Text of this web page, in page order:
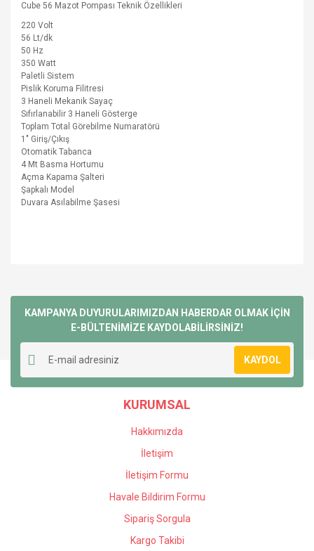
Cube 56 Mazot Pompası Teknik Özellikleri
220 Volt
56 Lt/dk
50 Hz
350 Watt
Paletli Sistem
Pislik Koruma Filitresi
3 Haneli Mekanik Sayaç
Sıfırlanabilir 3 Haneli Gösterge
Toplam Total Görebilme Numaratörü
1" Giriş/Çıkış
Otomatik Tabanca
4 Mt Basma Hortumu
Açma Kapama Şalteri
Şapkalı Model
Duvara Asılabilme Şasesi
Yorum Yaz
kullanarak tarafımıza iletebilirsiniz.
Görüş ve önerileriniz için teşekkür ederiz.
Ürün resmi kalitesiz, bozuk veya görüntülenemiyor.
Ürün açıklamasında eksik bilgiler bulunuyor.
Ürün bilgilerinde hatalar bulunuyor.
Ürün fiyatı diğer sitelerden daha pahalı.
Gönder
KAMPANYA DUYURULARIMIZDAN HABERDAR OLMAK İÇİN
E-BÜLTENİMİZE KAYDOLABİLİRSİNİZ!
KAYDOL
KURUMSAL
Hakkımızda
İletişim
İletişim Formu
Havale Bildirim Formu
Sipariş Sorgula
Kargo Takibi